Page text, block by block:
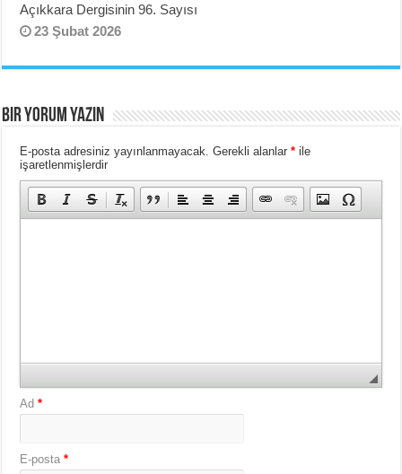
Açıkkara Dergisinin 96. Sayısı
23 Şubat 2026
BIR YORUM YAZIN
E-posta adresiniz yayınlanmayacak. Gerekli alanlar* ile
işaretlenmişlerdir
Ad*
E-posta*